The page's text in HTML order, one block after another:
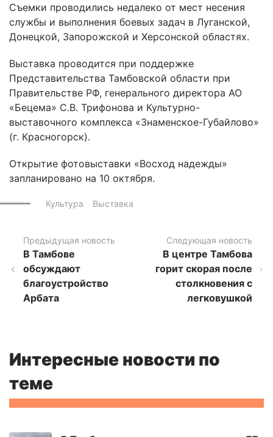
Съемки проводились недалеко от мест несения
службы и выполнения боевых задач в Луганской,
Донецкой, Запорожской и Херсонской областях.
Выставка проводится при поддержке
Представительства Тамбовской области при
Правительстве РФ, генерального директора АО
«Бецема» С.В. Трифонова и Культурно-
выставочного комплекса «Знаменское-Губайлово»
(г. Красногорск).
Открытие фотовыставки «Восход надежды»
запланировано на 10 октября.
Культура Выставка
Предыдущая новость
В Тамбове
обсуждают
благоустройство
Арбата
Следующая новость
В центре Тамбова
горит скорая после
столкновения с
легковушкой
Интересные новости по
теме